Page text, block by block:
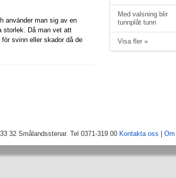
använder man sig av en
storlek. Då man vet att
svinn eller skador då de
Med valsning blir
tunnplåt tunn
Visa fler »
32 Smålandsstenar. Tel 0371-319 00 Kontakta oss